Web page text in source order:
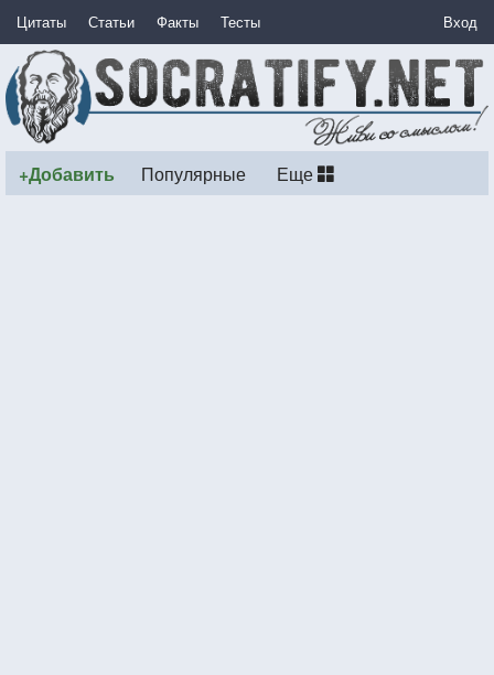
Цитаты Статьи Факты Тесты Вход
+Добавить Популярные Еще